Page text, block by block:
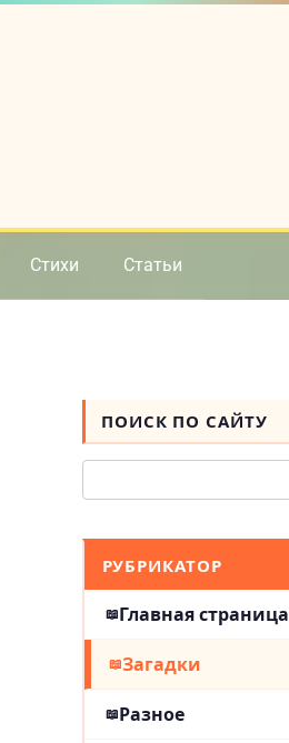
Стихи Статьи
ПОИСК ПО САЙТУ
РУБРИКАТОР
Главная страница
Загадки
Разное